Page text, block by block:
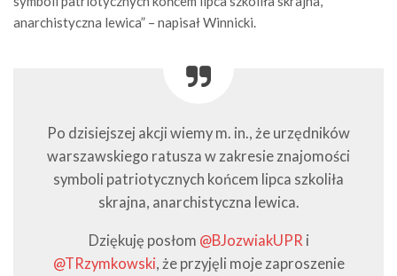
anarchistyczna lewica” – napisał Winnicki.
Po dzisiejszej akcji wiemy m. in., że urzędników
warszawskiego ratusza w zakresie znajomości
symboli patriotycznych końcem lipca szkoliła
skrajna, anarchistyczna lewica.
Dziękuję posłom @BJozwiakUPR i
@TRzymkowski, że przyjęli moje zaproszenie